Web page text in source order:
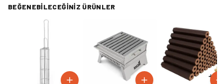
BEĞENEBILECEĞINIZ ÜRÜNLER